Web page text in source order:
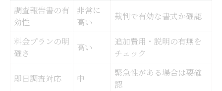
調査報告書の有
効性
非常に
高い
裁判で有効な書式か確認
料金プランの明
確さ
高い
追加費用・説明の有無を
チェック
即日調査対応 中
緊急性がある場合は要確
認